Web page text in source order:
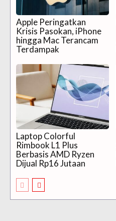
Apple Peringatkan
Krisis Pasokan, iPhone
hingga Mac Terancam
Terdampak
Laptop Colorful
Rimbook L1 Plus
Berbasis AMD Ryzen
Dijual Rp16 Jutaan